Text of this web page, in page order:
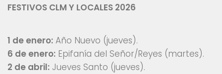
FESTIVOS CLM Y LOCALES 2026
1 de enero: Año Nuevo (jueves).
6 de enero: Epifanía del Señor/Reyes (martes).
2 de abril: Jueves Santo (jueves).